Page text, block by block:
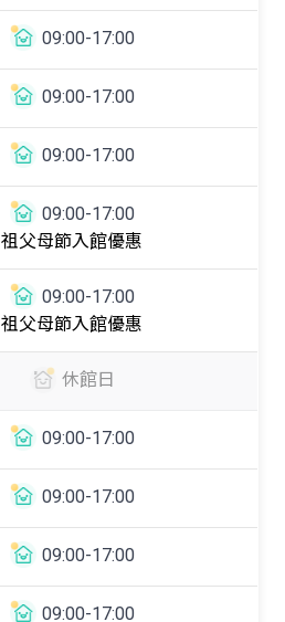
09:00-17:00
09:00-17:00
09:00-17:00
09:00-17:00
祖父母節入館優惠
09:00-17:00
祖父母節入館優惠
休館日
09:00-17:00
09:00-17:00
09:00-17:00
09:00-17:00